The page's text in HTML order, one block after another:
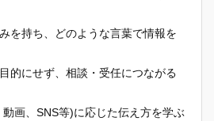
を持ち、どのような言葉で情報を
的にせず、相談・受任につながる
画、SNS等)に応じた伝え方を学ぶ